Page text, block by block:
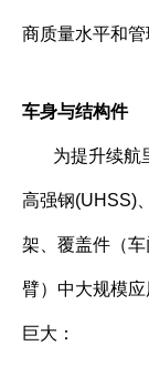
商质量水平和管
车身与结构件
为提升续航里
高强钢(UHSS)
架、覆盖件（
臂）中大规模
巨大：